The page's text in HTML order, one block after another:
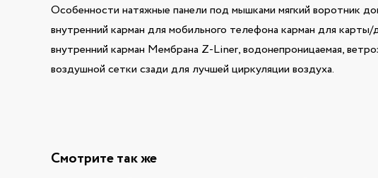
Особенности натяжные панели под мышками мягкий воротник
внутренний карман для мобильного телефона карман для
внутренний карман Мембрана Z-Liner, водонепроницаемая,
воздушной сетки сзади для лучшей циркуляции воздуха.
Смотрите так же